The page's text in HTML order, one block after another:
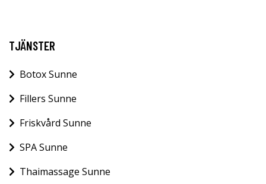
TJÄNSTER
Botox Sunne
Fillers Sunne
Friskvård Sunne
SPA Sunne
Thaimassage Sunne